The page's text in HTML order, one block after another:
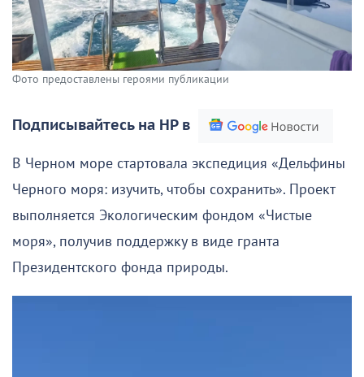
Фото предоставлены героями публикации
Подписывайтесь на НР в
В Черном море стартовала экспедиция «Дельфины
Черного моря: изучить, чтобы сохранить». Проект
выполняется Экологическим фондом «Чистые
моря», получив поддержку в виде гранта
Президентского фонда природы.